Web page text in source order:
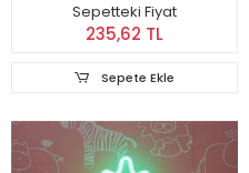
Sepetteki Fiyat
235,62 TL
Sepete Ekle